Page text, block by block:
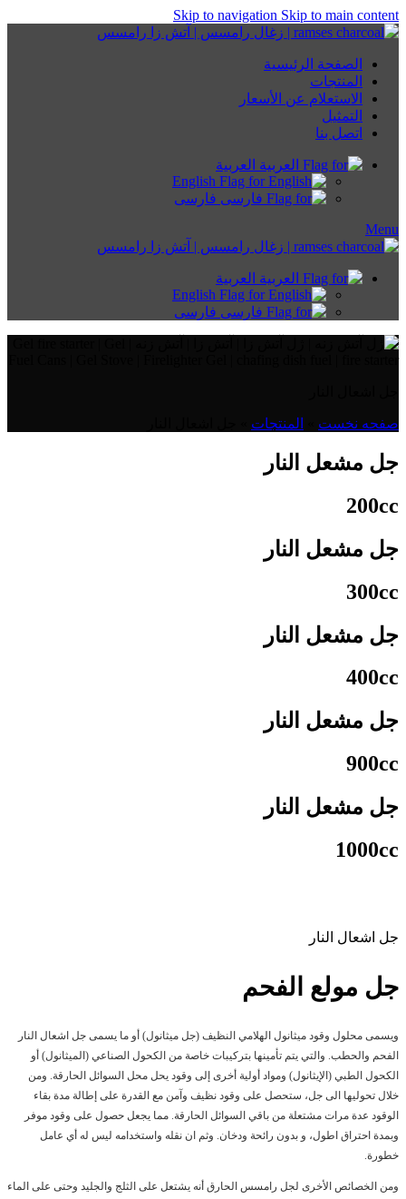
Skip to navigation Skip to main content
الصفحة الرئيسية
المنتجات
الاستعلام عن الأسعار
التمثيل
اتصل بنا
العربية
English
فارسی
Menu
العربية
English
فارسی
صفحه نخست المنتجات
جل مشعل النار
200cc
جل مشعل النار
300cc
جل مشعل النار
400cc
جل مشعل النار
900cc
جل مشعل النار
1000cc
جل اشعال النار
جل مولع الفحم
ويسمى محلول وقود ميثانول الهلامي النظيف (جل ميثانول) أو ما يسمى جل اشعال النار
الفحم والحطب. والتي يتم تأمينها بتركيبات خاصة من الكحول الصناعي (الميثانول) أو
الكحول الطبي (الإيثانول) ومواد أولية أخرى إلى وقود يحل محل السوائل الحارقة. ومن
خلال تحوليها الى جل، ستحصل على وقود نظيف وآمن مع القدرة على إطالة مدة بقاء
الوقود عدة مرات مشتعلة من باقي السوائل الحارقة. مما يجعل حصول على وقود موفر
وبمدة احتراق اطول، و بدون رائحة ودخان. وثم ان نقله واستخدامه ليس له أي عامل
خطورة.
ومن الخصائص الأخرى لجل رامسس الحارق أنه يشتعل على الثلج والجليد وحتى على الماء